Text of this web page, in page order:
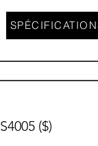
S4005 ($)